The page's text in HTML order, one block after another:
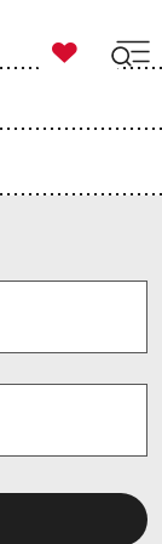

taz zahl ich